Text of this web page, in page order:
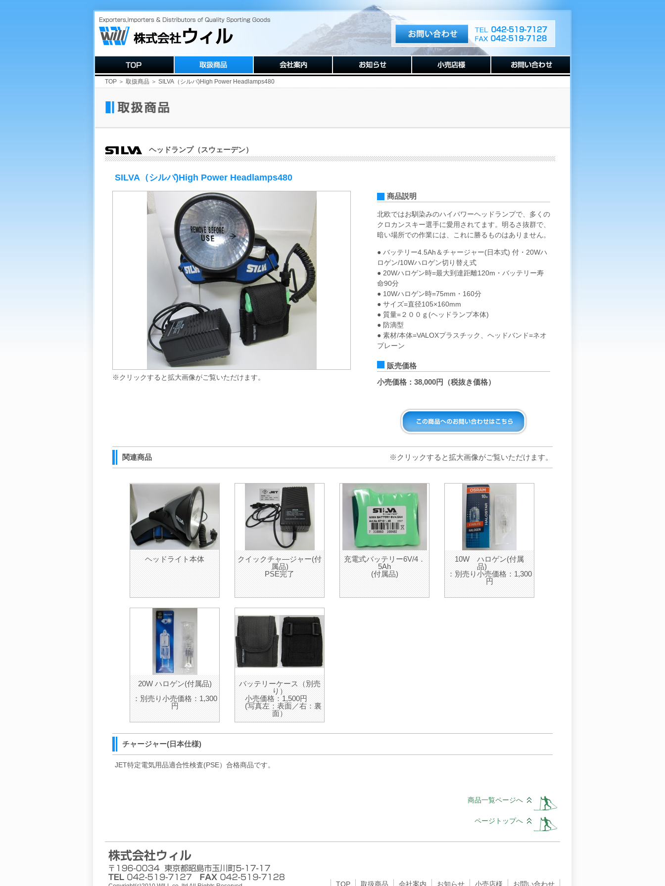
TOP ＞ 取扱商品 ＞ SILVA（シルバ)High Power Headlamps480
ヘッドランプ（スウェーデン）
SILVA（シルバ)High Power Headlamps480
※クリックすると拡大画像がご覧いただけます。
商品説明
北欧ではお馴染みのハイパワーヘッドランプで、多くの
クロカンスキー選手に愛用されてます。明るさ抜群で、
暗い場所での作業には、これに勝るものはありません。
● バッテリー4.5Ah＆チャージャー(日本式) 付・20Wハ
ロゲン/10Wハロゲン切り替え式
● 20Wハロゲン時=最大到達距離120m・バッテリー寿
命90分
● 10Wハロゲン時=75mm・160分
● サイズ=直径105×160mm
● 質量=２００ｇ(ヘッドランプ本体)
● 防滴型
● 素材/本体=VALOXプラスチック、ヘッドバンド=ネオ
プレーン
販売価格
小売価格：38,000円（税抜き価格）
関連商品 ※クリックすると拡大画像がご覧いただけます。
ヘッドライト本体
クイックチャ―ジャー(付
属品)
PSE完了
充電式バッテリー6V/4．
5Ah
(付属品)
10W ハロゲン(付属
品)
：別売り小売価格：1,300
円
20W ハロゲン(付属品)
：別売り小売価格：1,300
円
バッテリーケース（別売
り）
小売価格：1,500円
(写真左：表面／右：裏
面）
チャージャー(日本仕様)
JET特定電気用品適合性検査(PSE）合格商品です。
商品一覧ページへ
ページトップへ
TOP 取扱商品 会社案内 お知らせ 小売店様 お問い合わせ